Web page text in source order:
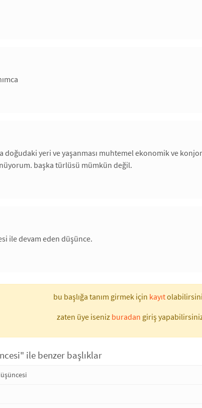
yeri ve yaşanması muhtemel ekonomik ve
başka türlüsü mümkün değil.
ile devam eden düşünce.
bu başlığa tanım girmek için kayıt
zaten üye iseniz buradan giriş
ile benzer başlıklar